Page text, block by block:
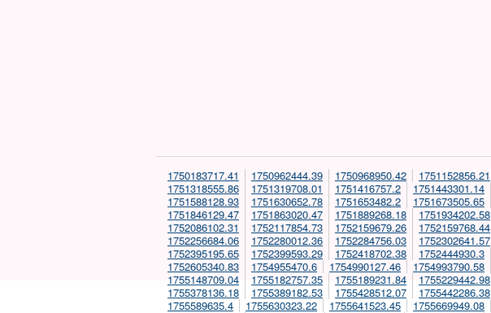
1750183717.41 1750962444.39 1750968950.42 1751152856.21
1751318555.86
1751319708.01 1751416757.2 1751443301.14
1751588128.93
1751630652.78 1751653482.2 1751673505.65
1751846129.47
1751863020.47 1751889268.18 1751934202.58
1752086102.31
1752117854.73 1752159679.26 1752159768.44
1752256684.06
1752280012.36 1752284756.03 1752302641.57
1752395195.65
1752399593.29 1752418702.38 1752444930.3
1752605340.83
1754955470.6 1754990127.46 1754993790.58
1755148709.04
1755182757.35 1755189231.84 1755229442.98
1755378136.18
1755389182.53 1755428512.07 1755442286.38
1755589635.4
1755630323.22 1755641523.45 1755669949.08